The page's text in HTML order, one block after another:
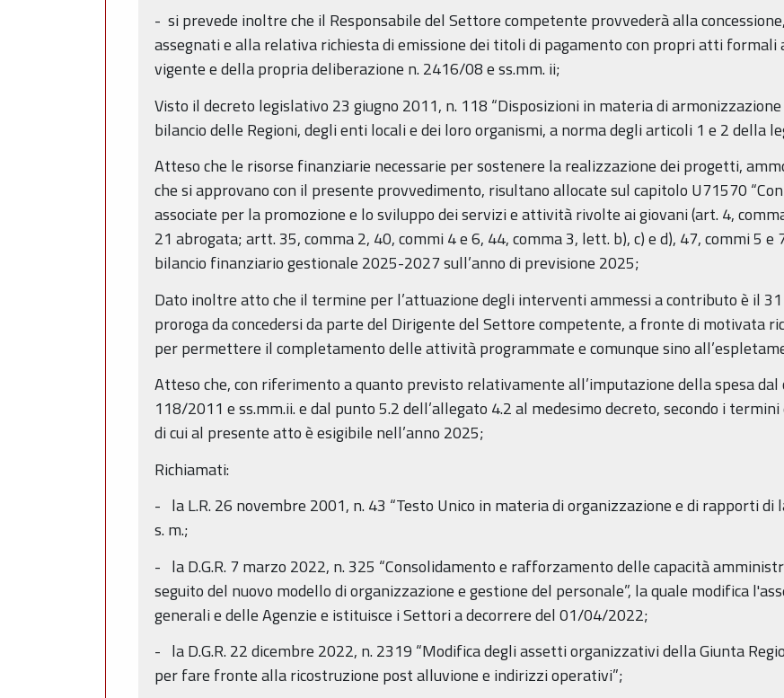
- si prevede inoltre che il Responsabile del Settore competente provvederà alla
assegnati e alla relativa richiesta di emissione dei titoli di pagamento con propri atti
vigente e della propria deliberazione n. 2416/08 e ss.mm. ii;
Visto il decreto legislativo 23 giugno 2011, n. 118 “Disposizioni in materia di
bilancio delle Regioni, degli enti locali e dei loro organismi, a norma degli articoli 1 e 2 della
Atteso che le risorse finanziarie necessarie per sostenere la realizzazione dei progetti,
che si approvano con il presente provvedimento, risultano allocate sul capitolo U71570
associate per la promozione e lo sviluppo dei servizi e attività rivolte ai giovani (art. 4,
21 abrogata; artt. 35, comma 2, 40, commi 4 e 6, 44, comma 3, lett. b), c) e d), 47, commi 5 e
bilancio finanziario gestionale 2025-2027 sull’anno di previsione 2025;
Dato inoltre atto che il termine per l’attuazione degli interventi ammessi a contributo è il
proroga da concedersi da parte del Dirigente del Settore competente, a fronte di motivata
per permettere il completamento delle attività programmate e comunque sino
Atteso che, con riferimento a quanto previsto relativamente all’imputazione della spesa dal
118/2011 e ss.mm.ii. e dal punto 5.2 dell’allegato 4.2 al medesimo decreto, secondo i
di cui al presente atto è esigibile nell’anno 2025;
Richiamati:
- la L.R. 26 novembre 2001, n. 43 “Testo Unico in materia di organizzazione e di rapporti di
s. m.;
- la D.G.R. 7 marzo 2022, n. 325 “Consolidamento e rafforzamento delle capacità
seguito del nuovo modello di organizzazione e gestione del personale”, la quale modifica
generali e delle Agenzie e istituisce i Settori a decorrere del 01/04/2022;
- la D.G.R. 22 dicembre 2022, n. 2319 “Modifica degli assetti organizzativi della Giunta
per fare fronte alla ricostruzione post alluvione e indirizzi operativi”;